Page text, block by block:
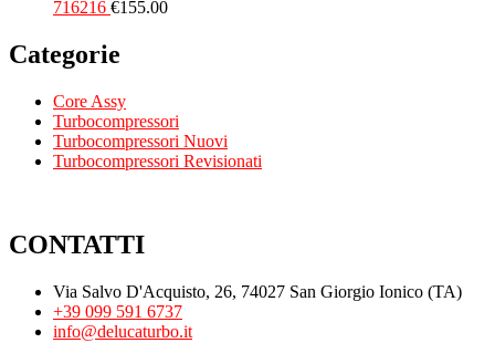
716216 €155.00
Categorie
Core Assy
Turbocompressori
Turbocompressori Nuovi
Turbocompressori Revisionati
CONTATTI
Via Salvo D'Acquisto, 26, 74027 San Giorgio Ionico (TA)
+39 099 591 6737
info@delucaturbo.it